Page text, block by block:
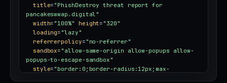
title= "PhishDestroy threat report for
pancakeswwap.digital"
width= "100%" height= "320"
loading= "lazy"
referrerpolicy= "no-referrer"
sandbox= "allow-same-origin allow-popups allow-
popups-to-escape-sandbox"
style= "border:0;border-radius:12px;max-